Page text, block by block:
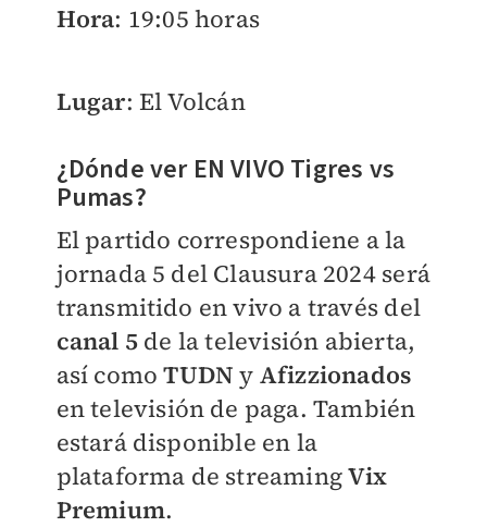
Hora: 19:05 horas
Lugar: El Volcán
¿Dónde ver EN VIVO Tigres vs
Pumas?
El partido correspondiene a la
jornada 5 del Clausura 2024 será
transmitido en vivo a través del
canal 5de la televisión abierta,
así comoTUDNy Afizzionados
en televisión de paga. También
estará disponible en la
plataforma de streamingVix
Premium.